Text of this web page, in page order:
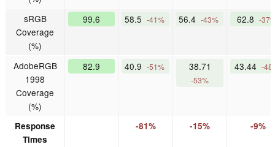
sRGB
Coverage
(%)
99.6 58.5 -41% 56.4 -43% 62.8 -
AdobeRGB
1998
Coverage
(%)
82.9 40.9 -51% 38.71
-53%
43.44 -
Response
Times
-81% -15% -9%